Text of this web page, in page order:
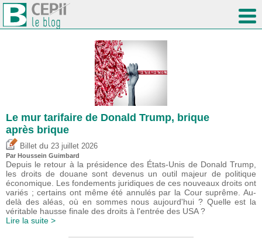
Le mur tarifaire de Donald Trump, brique
après brique
Billet du 23 juillet 2026
Par Houssein Guimbard
Depuis le retour à la présidence des États-Unis de Donald Trump,
les droits de douane sont devenus un outil majeur de politique
économique. Les fondements juridiques de ces nouveaux droits ont
variés ; certains ont même été annulés par la Cour suprême. Au-
delà des aléas, où en sommes nous aujourd'hui ? Quelle est la
véritable hausse finale des droits à l'entrée des USA ?
Lire la suite >